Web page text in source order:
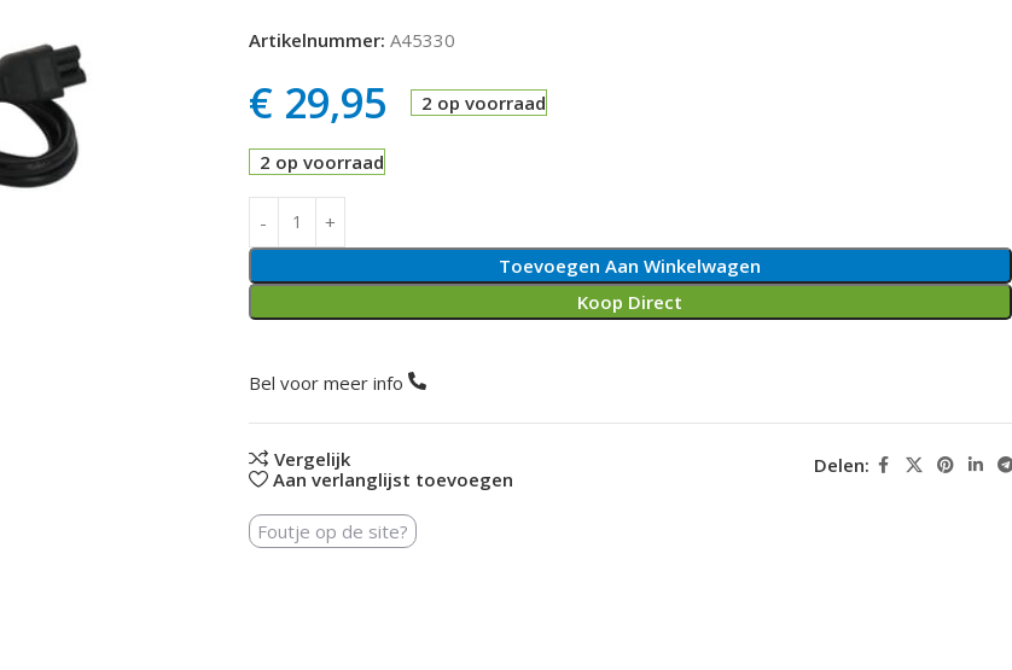
Artikelnummer: A45330
€29,95 2 op voorraad
2 op voorraad
Toevoegen Aan Winkelwagen
Koop Direct
Bel voor meer info
Vergelijk
Aan verlanglijst toevoegen
Delen:
Foutje op de site?